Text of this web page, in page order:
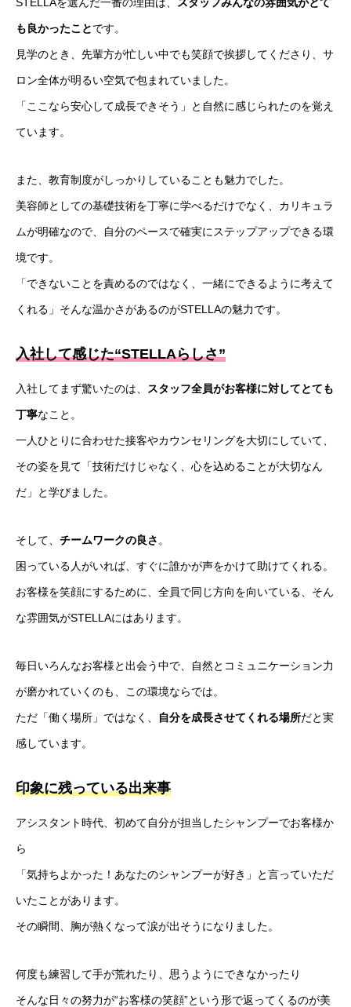
も良かったことです。
見学のとき、先輩方が忙しい中でも笑顔で挨拶してくださり、サ
ロン全体が明るい空気で包まれていました。
「ここなら安心して成長できそう」と自然に感じられたのを覚え
ています。
また、教育制度がしっかりしていることも魅力でした。
美容師としての基礎技術を丁寧に学べるだけでなく、カリキュラ
ムが明確なので、自分のペースで確実にステップアップできる環
境です。
「できないことを責めるのではなく、一緒にできるように考えて
くれる」そんな温かさがあるのがSTELLAの魅力です。
入社して感じた“STELLAらしさ”
入社してまず驚いたのは、 スタッフ全員がお客様に対してとても
丁寧なこと。
一人ひとりに合わせた接客やカウンセリングを大切にしていて、
その姿を見て「技術だけじゃなく、心を込めることが大切なん
だ」と学びました。
そして、 チームワークの良さ 。
困っている人がいれば、すぐに誰かが声をかけて助けてくれる。
お客様を笑顔にするために、全員で同じ方向を向いている、そん
な雰囲気がSTELLAにはあります。
毎日いろんなお客様と出会う中で、自然とコミュニケーション力
が磨かれていくのも、この環境ならでは。
ただ「働く場所」ではなく、 自分を成長させてくれる場所だと実
感しています。
印象に残っている出来事
アシスタント時代、初めて自分が担当したシャンプーでお客様か
ら
「気持ちよかった！あなたのシャンプーが好き」と言っていただ
いたことがあります。
その瞬間、胸が熱くなって涙が出そうになりました。
何度も練習して手が荒れたり、思うようにできなかったり
そんな日々の努力が“お客様の笑顔”という形で返ってくるのが美